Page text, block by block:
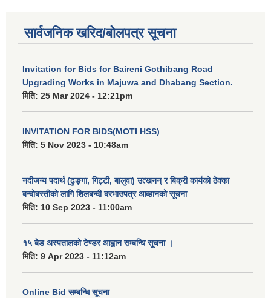
सार्वजनिक खरिद/बोलपत्र सूचना
Invitation for Bids for Baireni Gothibang Road
Upgrading Works in Majuwa and Dhabang Section.
मिति: 25 Mar 2024 - 12:21pm
INVITATION FOR BIDS(MOTI HSS)
मिति: 5 Nov 2023 - 10:48am
नदीजन्य पदार्थ (ढुङ्गा, गिट्टी, बालुवा) उत्खनन् र बिक्री कार्यको ठेक्का
बन्दोबस्तीको लागि शिलबन्दी दरभाउपत्र आव्हानको सूचना
मिति: 10 Sep 2023 - 11:00am
१५ बेड अस्पतालको टेण्डर आह्वान सम्बन्धि सूचना ।
मिति: 9 Apr 2023 - 11:12am
Online Bid सम्बन्धि सूचना